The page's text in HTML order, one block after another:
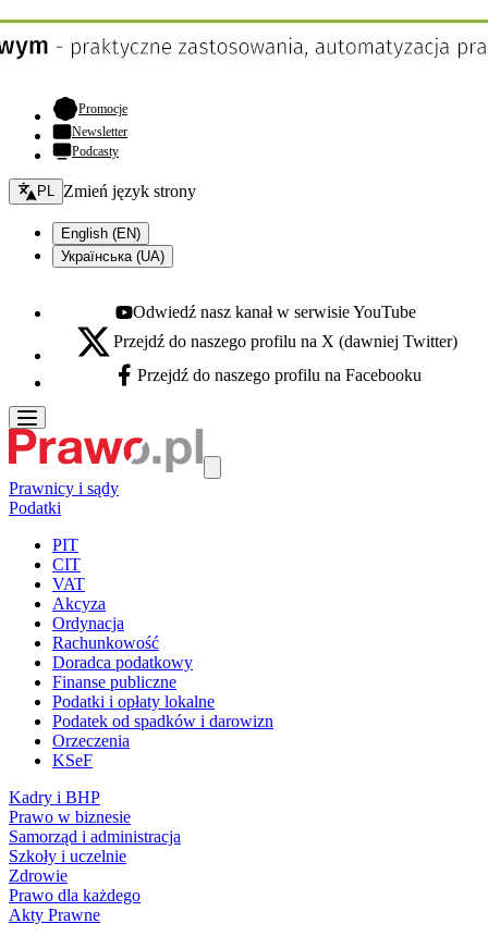
Promocje- otwiera się w nowej karcie
Newsletter
Podcasty
Zmień język - bieżący:
PL Zmień język strony
English (EN)
Українська (UA)
Youtube - otwiera się w nowej karcie
Odwiedź nasz kanał w serwisie YouTube
X - otwiera się w nowej karcie
Przejdź do naszego profilu na X (dawniej Twitter)
Facebook - otwiera się w nowej karcie
Przejdź do naszego profilu na Facebooku
Prawnicy i sądy
Podatki
PIT
CIT
VAT
Akcyza
Ordynacja
Rachunkowość
Doradca podatkowy
Finanse publiczne
Podatki i opłaty lokalne
Podatek od spadków i darowizn
Orzeczenia
KSeF
Kadry i BHP
Prawo w biznesie
Samorząd i administracja
Szkoły i uczelnie
Zdrowie
Prawo dla każdego
Akty Prawne